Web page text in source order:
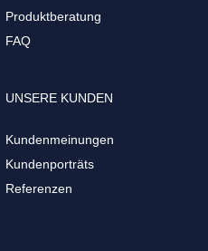
Produktberatung
FAQ
UNSERE KUNDEN
Kundenmeinungen
Kundenporträts
Referenzen